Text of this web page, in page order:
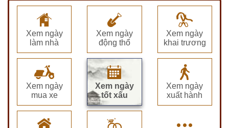
Xem ngày
làm nhà
Xem ngày
động thổ
Xem ngày
khai trương
Xem ngày
mua xe
Xem ngày
tốt xấu
Xem ngày
xuất hành